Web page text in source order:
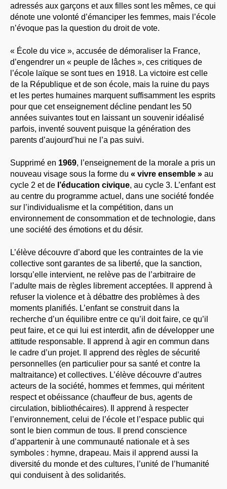
adressés aux garçons et aux filles sont les mêmes, ce qui
dénote une volonté d’émanciper les femmes, mais l’école
n’évoque pas la question du droit de vote.
« École du vice », accusée de démoraliser la France,
d’engendrer un « peuple de lâches », ces critiques de
l’école laïque se sont tues en 1918. La victoire est celle
de la République et de son école, mais la ruine du pays
et les pertes humaines marquent suffisamment les esprits
pour que cet enseignement décline pendant les 50
années suivantes tout en laissant un souvenir idéalisé
parfois, inventé souvent puisque la génération des
parents d’aujourd’hui ne l’a pas suivi.
Supprimé en 1969, l’enseignement de la morale a pris un
nouveau visage sous la forme du « vivre ensemble » au
cycle 2 et de l’éducation civique, au cycle 3. L’enfant est
au centre du programme actuel, dans une société fondée
sur l’individualisme et la compétition, dans un
environnement de consommation et de technologie, dans
une société des émotions et du désir.
L’élève découvre d’abord que les contraintes de la vie
collective sont garantes de sa liberté, que la sanction,
lorsqu’elle intervient, ne relève pas de l’arbitraire de
l’adulte mais de règles librement acceptées. Il apprend à
refuser la violence et à débattre des problèmes à des
moments planifiés. L’enfant se construit dans la
recherche d’un équilibre entre ce qu’il doit faire, ce qu’il
peut faire, et ce qui lui est interdit, afin de développer une
attitude responsable. Il apprend à agir en commun dans
le cadre d’un projet. Il apprend des règles de sécurité
personnelles (en particulier pour sa santé et contre la
maltraitance) et collectives. L’élève découvre d’autres
acteurs de la société, hommes et femmes, qui méritent
respect et obéissance (chauffeur de bus, agents de
circulation, bibliothécaires). Il apprend à respecter
l’environnement, celui de l’école et l’espace public qui
sont le bien commun de tous. Il prend conscience
d’appartenir à une communauté nationale et à ses
symboles : hymne, drapeau. Mais il apprend aussi la
diversité du monde et des cultures, l’unité de l’humanité
qui conduisent à des solidarités.